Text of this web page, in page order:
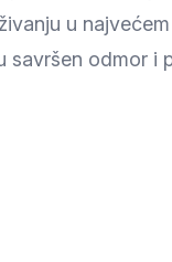
u
savršen odmor i